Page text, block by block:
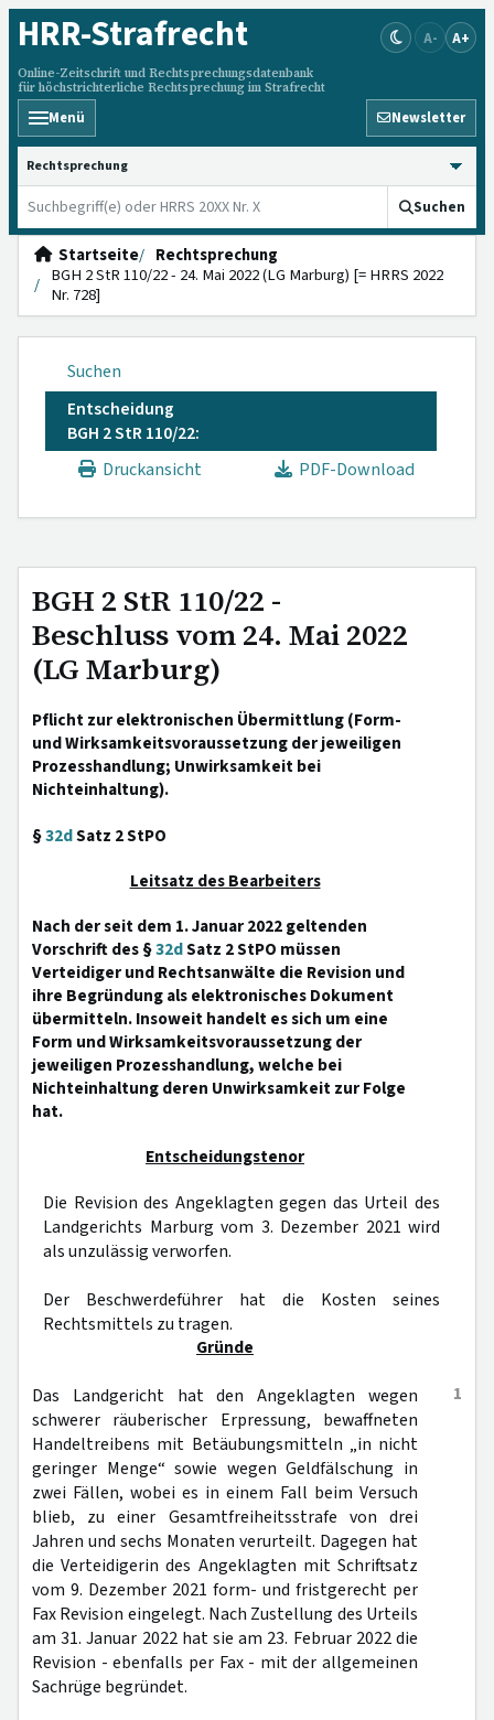
HRR-Strafrecht
Online-Zeitschrift und Rechtsprechungsdatenbank
für höchstrichterliche Rechtsprechung im Strafrecht
A- A+
Menü Newsletter
HRRS durchsuchen
Suchen
Startseite
Rechtsprechung
BGH 2 StR 110/22 - 24. Mai 2022 (LG Marburg) [= HRRS 2022
Nr. 728]
Suchen
Entscheidung
BGH 2 StR 110/22:
Druckansicht
PDF-Download
BGH 2 StR 110/22 -
Beschluss vom 24. Mai 2022
(LG Marburg)
Pflicht zur elektronischen Übermittlung (Form-
und Wirksamkeitsvoraussetzung der jeweiligen
Prozesshandlung; Unwirksamkeit bei
Nichteinhaltung).
§32dSatz 2 StPO
Leitsatz des Bearbeiters
Nach der seit dem 1. Januar 2022 geltenden
Vorschrift des §32dSatz 2 StPO müssen
Verteidiger und Rechtsanwälte die Revision und
ihre Begründung als elektronisches Dokument
übermitteln. Insoweit handelt es sich um eine
Form und Wirksamkeitsvoraussetzung der
jeweiligen Prozesshandlung, welche bei
Nichteinhaltung deren Unwirksamkeit zur Folge
hat.
Entscheidungstenor
Die Revision des Angeklagten gegen das Urteil des
Landgerichts Marburg vom 3. Dezember 2021 wird
als unzulässig verworfen.
Der Beschwerdeführer hat die Kosten seines
Rechtsmittels zu tragen.
Gründe
1
Das Landgericht hat den Angeklagten wegen
schwerer räuberischer Erpressung, bewaffneten
Handeltreibens mit Betäubungsmitteln „in nicht
geringer Menge“ sowie wegen Geldfälschung in
zwei Fällen, wobei es in einem Fall beim Versuch
blieb, zu einer Gesamtfreiheitsstrafe von drei
Jahren und sechs Monaten verurteilt. Dagegen hat
die Verteidigerin des Angeklagten mit Schriftsatz
vom 9. Dezember 2021 form- und fristgerecht per
Fax Revision eingelegt. Nach Zustellung des Urteils
am 31. Januar 2022 hat sie am 23. Februar 2022 die
Revision - ebenfalls per Fax - mit der allgemeinen
Sachrüge begründet.